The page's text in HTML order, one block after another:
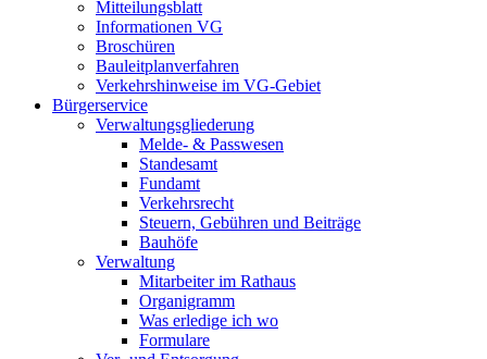
Mitteilungsblatt
Informationen VG
Broschüren
Bauleitplanverfahren
Verkehrshinweise im VG-Gebiet
Bürgerservice
Verwaltungsgliederung
Melde- & Passwesen
Standesamt
Fundamt
Verkehrsrecht
Steuern, Gebühren und Beiträge
Bauhöfe
Verwaltung
Mitarbeiter im Rathaus
Organigramm
Was erledige ich wo
Formulare